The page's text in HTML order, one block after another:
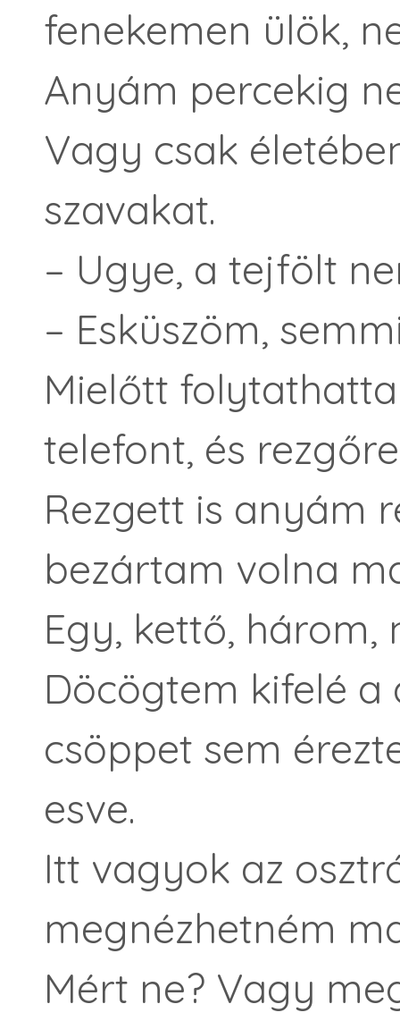
fenekemen ülök,
Anyám percekig
Vagy csak
szavakat.
– Ugye, a tejfölt
– Esküszöm,
Mielőtt
telefont, és
Rezgett is anyám
bezártam volna
Egy, kettő, három,
Döcögtem kifelé a
csöppet sem
esve.
Itt vagyok az
megnézhetném
Mért ne? Vagy